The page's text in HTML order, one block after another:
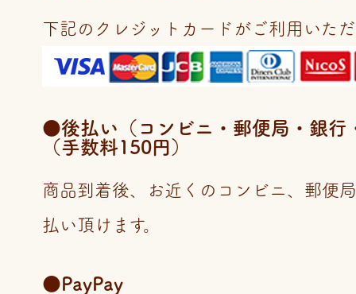
下記のクレジットカードがご利用いた
●後払い（コンビニ・郵便局・銀行
（手数料150円）
商品到着後、お近くのコンビニ、郵便
払い頂けます。
●PayPay